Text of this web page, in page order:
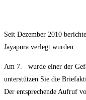
Seit Dezember 2010
Jayapura verlegt wurden.
Am 7. wurde einer der
unterstützen Sie die
Der entsprechende Aufruf